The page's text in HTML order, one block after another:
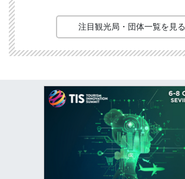
注目観光局・団体一覧を見る